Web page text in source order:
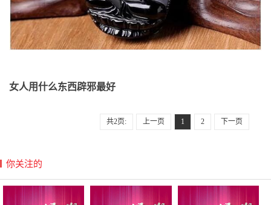
女人用什么东西辟邪最好
共2页: 上一页 1 2 下一页
你关注的